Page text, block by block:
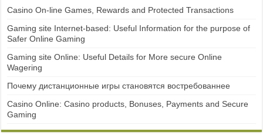
Casino On-line Games, Rewards and Protected Transactions
Gaming site Internet-based: Useful Information for the purpose of
Safer Online Gaming
Gaming site Online: Useful Details for More secure Online
Wagering
Почему дистанционные игры становятся востребованнее
Casino Online: Casino products, Bonuses, Payments and Secure
Gaming